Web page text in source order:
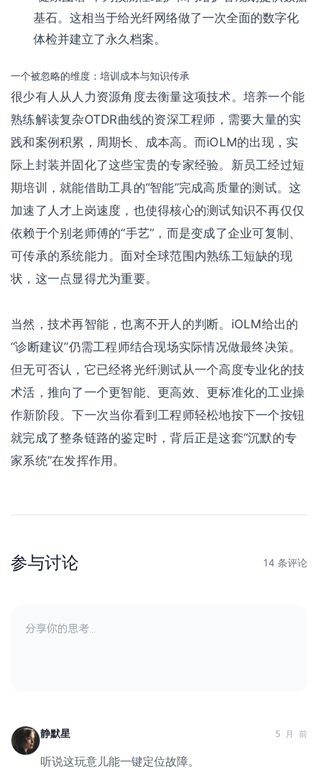
基石。这相当于给光纤网络做了一次全面的数字化
体检并建立了永久档案。
一个被忽略的维度：培训成本与知识传承
很少有人从人力资源角度去衡量这项技术。培养一个能
熟练解读复杂OTDR曲线的资深工程师，需要大量的实
践和案例积累，周期长、成本高。而iOLM的出现，实
际上封装并固化了这些宝贵的专家经验。新员工经过短
期培训，就能借助工具的“智能”完成高质量的测试。这
加速了人才上岗速度，也使得核心的测试知识不再仅仅
依赖于个别老师傅的“手艺”，而是变成了企业可复制、
可传承的系统能力。面对全球范围内熟练工短缺的现
状，这一点显得尤为重要。
当然，技术再智能，也离不开人的判断。iOLM给出的
“诊断建议”仍需工程师结合现场实际情况做最终决策。
但无可否认，它已经将光纤测试从一个高度专业化的技
术活，推向了一个更智能、更高效、更标准化的工业操
作新阶段。下一次当你看到工程师轻松地按下一个按钮
就完成了整条链路的鉴定时，背后正是这套“沉默的专
家系统”在发挥作用。
参与讨论 14 条评论
静默星 5 月 前
听说这玩意儿能一键定位故障。